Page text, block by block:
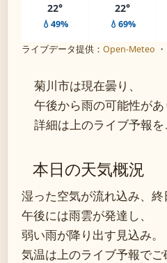
22°
💧49%
22°
💧69%
ライブデータ提供： Open-Meteo
菊川市は現在曇り、
午後から雨の可能性があ
詳細は上のライブ予報を
本日の天気概況
湿った空気が流れ込み、終
午後には雨雲が発達し、
弱い雨が降り出す見込み。
気温は上のライブ予報でご